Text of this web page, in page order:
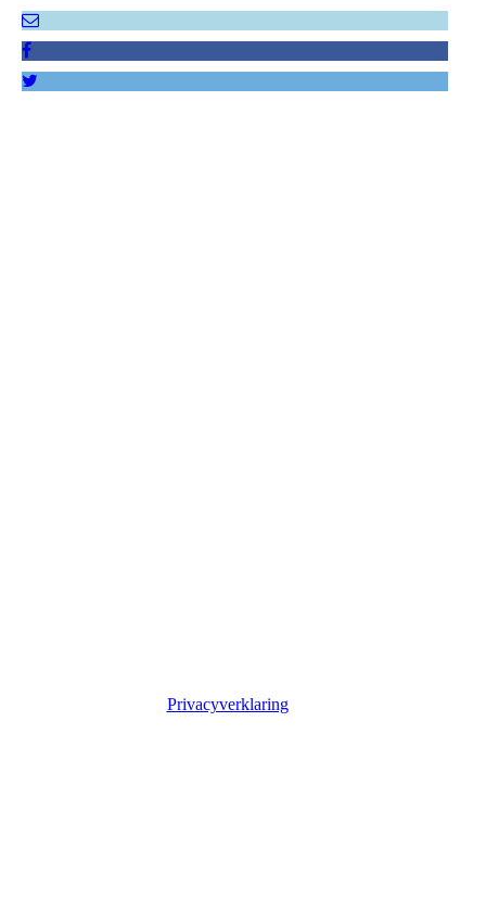
Privacyverklaring